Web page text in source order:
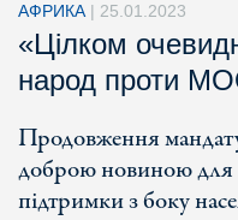
АФРИКА | 25.01.2023
«Цілком
народ проти
Продовження
доброю новиною
підтримки з боку